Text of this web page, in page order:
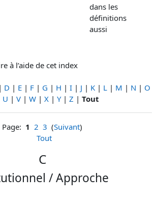
dans les
définitions
aussi
à l’aide de cet index
| D | E | F | G | H | I | J | K | L | M | N | O
U | V | W | X | Y| Z | Tout
Page: 1 2 3 (Suivant)
Tout
C
/ Approche